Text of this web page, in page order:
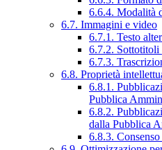
6.6.4. Modalità
6.7. Immagini e video
6.7.1. Testo
6.7.2. Sottotitoli
6.7.3.
6.8. Proprietà
6.8.1.
Pubblica
6.8.2.
dalla Pubblica
6.8.3.